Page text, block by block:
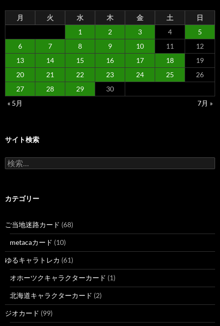
月 火 水 木 金 土
日
1
2 3 4
5
6
7 8 9 10 11
12
13
14 15 16 17 18
19
20
21 22 23 24 25
26
27
28 29
30
« 5月
7月 »
サイト検索
検
索:
カテゴリー
ご当地迷路カード (68)
metacaカード (10)
ゆるキャラトレカ (61)
オホーツクキャラクターカード (1)
北海道キャラクターカード (2)
ジオカード (99)